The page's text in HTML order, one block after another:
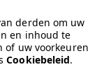
derden om uw
en inhoud te
of uw voorkeuren
Cookiebeleid.